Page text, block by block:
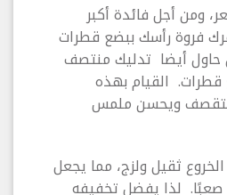
ومن أجل فائدة أكبر
فروة رأسك ببضع قطرات
حاول أيضا تدليك منتصف
القيام بهذه
ويحسن ملمس
صعبًا. لذا يفضل تخفيفه